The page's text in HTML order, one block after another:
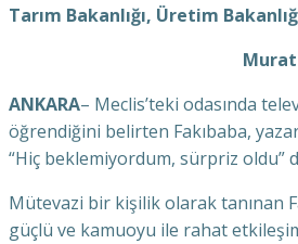
Tarım Bakanlığı, Üretim
Murat
ANKARA– Meclis’teki odasında
öğrendiğini belirten Fakıbaba,
“Hiç beklemiyordum, sürpriz oldu”
Mütevazi bir kişilik olarak tanınan
güçlü ve kamuoyu ile rahat